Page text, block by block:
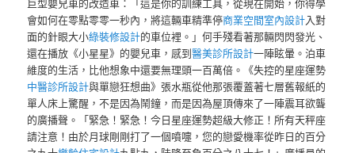
會如何在零點零零一秒內，將這輛車精準停商業空間室內設計入對
面的針眼大小綠裝修設計的車位裡。」何手殘看著那輛閃閃發光、
還在播放《小星星》的嬰兒車，感到醫美診所設計一陣眩暈。泊車
維度的生活，比他想象中還要無理頭一百萬倍。《失控的星座運勢
中醫診所設計與單戀狂想曲》張水瓶從他那張覆蓋著七層舊報紙的
單人床上驚醒，不是因為鬧鐘，而是因為屋頂傳來了一陣震耳欲聾
的廣播聲。「緊急！緊急！今日星座運勢超級大修正！所有天秤座
請注意！由於月球剛剛打了一個噴嚏，您的戀愛機率從昨日的百分